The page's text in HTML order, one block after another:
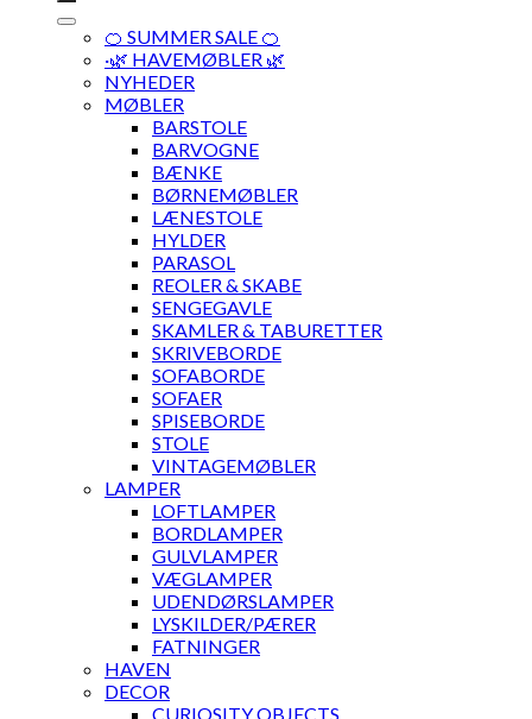
🍊 SUMMER SALE 🍊
·🌿 HAVEMØBLER 🌿
NYHEDER
MØBLER
BARSTOLE
BARVOGNE
BÆNKE
BØRNEMØBLER
LÆNESTOLE
HYLDER
PARASOL
REOLER & SKABE
SENGEGAVLE
SKAMLER & TABURETTER
SKRIVEBORDE
SOFABORDE
SOFAER
SPISEBORDE
STOLE
VINTAGEMØBLER
LAMPER
LOFTLAMPER
BORDLAMPER
GULVLAMPER
VÆGLAMPER
UDENDØRSLAMPER
LYSKILDER/PÆRER
FATNINGER
HAVEN
DECOR
CURIOSITY OBJECTS